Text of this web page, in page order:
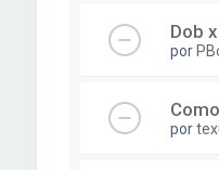
Dob
por
por